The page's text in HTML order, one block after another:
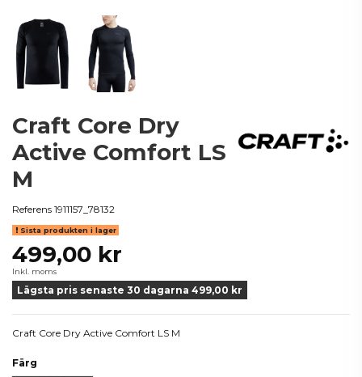
Craft Core Dry
Active Comfort LS
M
Referens 1911157_78132
Sista produkten i lager
499,00 kr
Inkl. moms
Lägsta pris senaste 30 dagarna 499,00 kr
Craft Core Dry Active Comfort LS M
Färg